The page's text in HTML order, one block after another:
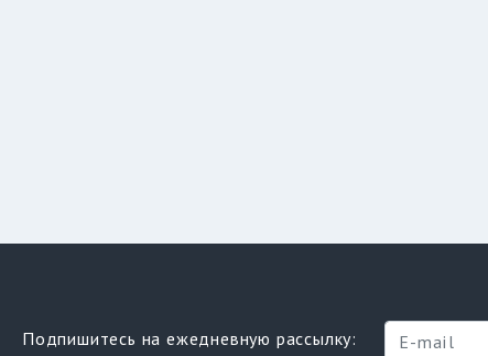
Подпишитесь на ежедневную рассылку: